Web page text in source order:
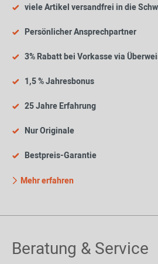
viele Artikel versandfrei in die
Persönlicher Ansprechpartner
3% Rabatt bei Vorkasse via
1,5 % Jahresbonus
25 Jahre Erfahrung
Nur Originale
Bestpreis-Garantie
Mehr erfahren
Beratung & Service